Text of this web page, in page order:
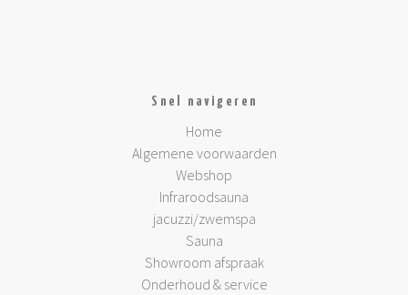
Snel navigeren
Home
Algemene voorwaarden
Webshop
Infraroodsauna
jacuzzi/zwemspa
Sauna
Showroom afspraak
Onderhoud & service